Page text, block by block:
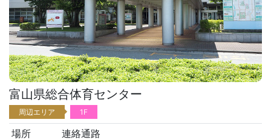
富山県総合体育センター
周辺エリア 1F
場所
連絡通路